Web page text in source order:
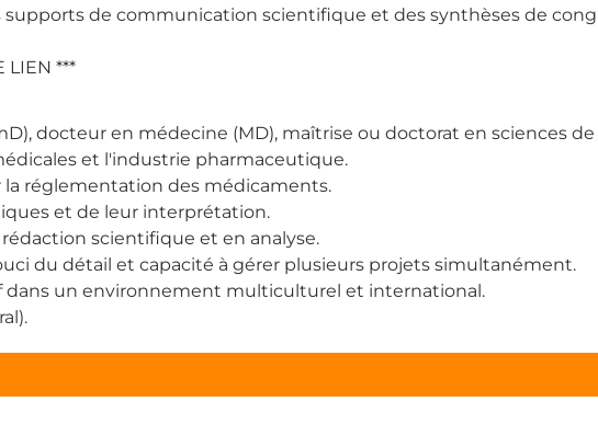
supports de communication scientifique et des synthèses de
LIEN ***
docteur en médecine (MD), maîtrise ou doctorat en sciences de
et l'industrie pharmaceutique.
la réglementation des médicaments.
et de leur interprétation.
scientifique et en analyse.
du détail et capacité à gérer plusieurs projets simultanément.
dans un environnement multiculturel et international.